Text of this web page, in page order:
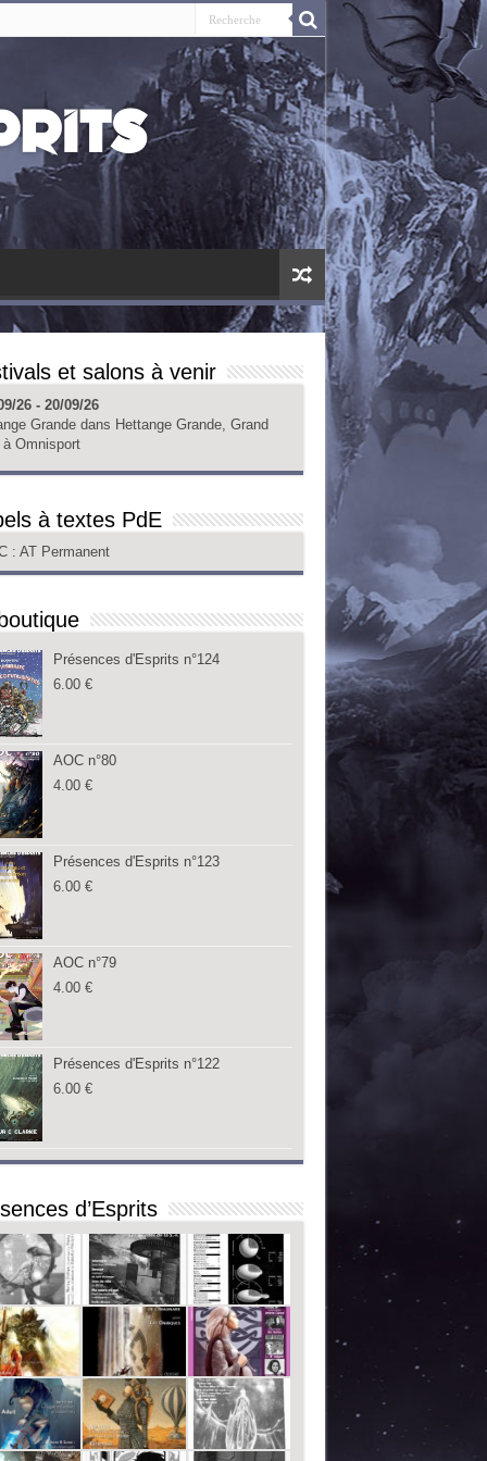
et salons à venir
26 - 20/09/26
Grande dans Hettange Grande, Grand
à Omnisport
à textes PdE
: AT Permanent
Présences d'Esprits n°124
6.00 €
AOC n°80
4.00 €
Présences d'Esprits n°123
6.00 €
AOC n°79
4.00 €
Présences d'Esprits n°122
6.00 €
d’Esprits